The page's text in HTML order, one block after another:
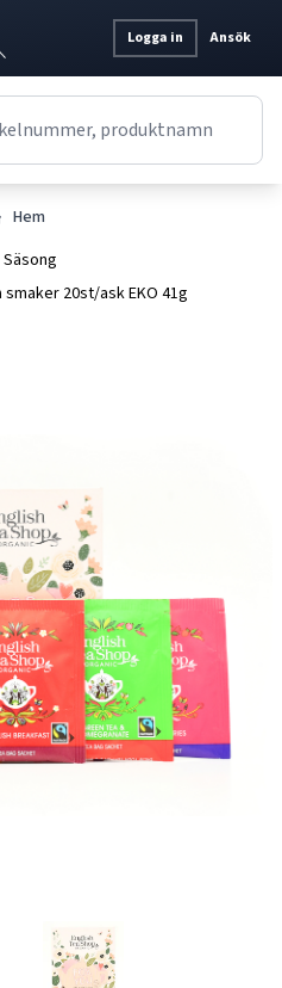
Logga in Ansök
Hem
Säsong
smaker 20st/ask EKO 41g